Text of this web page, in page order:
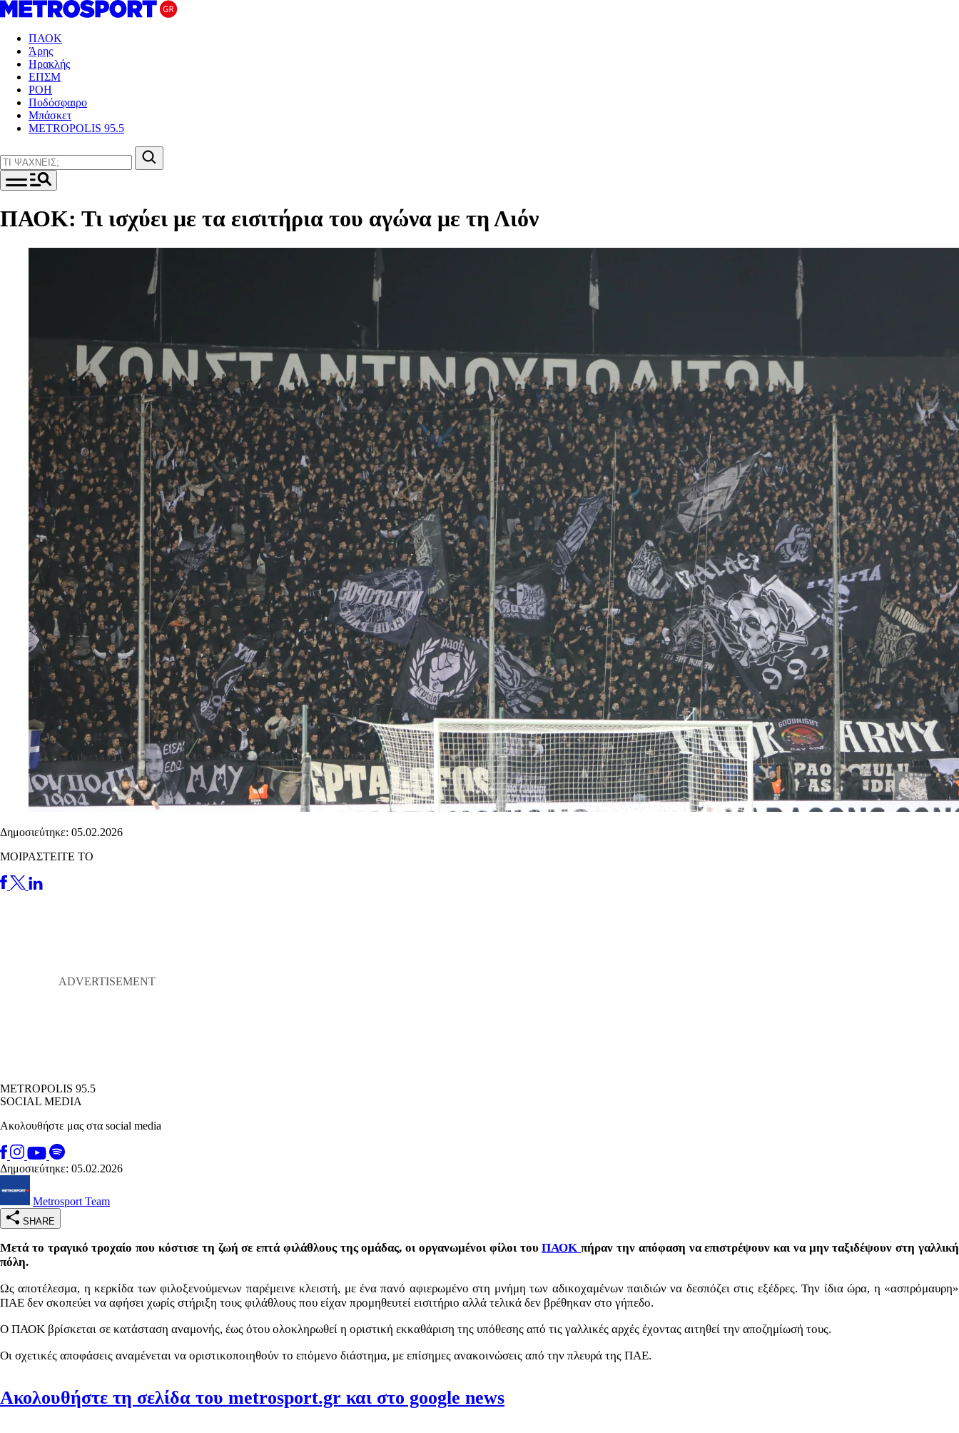
ΠΑΟΚ
Άρης
Ηρακλής
ΕΠΣΜ
ΡΟΗ
Ποδόσφαιρο
Μπάσκετ
METROPOLIS 95.5
ΠΑΟΚ: Τι ισχύει με τα εισιτήρια του αγώνα με τη Λιόν
Δημοσιεύτηκε: 05.02.2026
ΜΟΙΡΑΣΤΕΙΤΕ ΤΟ
METROPOLIS 95.5
SOCIAL MEDIA
Ακολουθήστε μας στα social media
Δημοσιεύτηκε: 05.02.2026
Metrosport Team
SHARE
Μετά το τραγικό τροχαίο που κόστισε τη ζωή σε επτά φιλάθλους της ομάδας, οι οργανωμένοι φίλοι τουΠΑΟΚπήραν την απόφαση να επιστρέψουν και να μην ταξιδέψουν στη γαλλική
πόλη.
Ως αποτέλεσμα, η κερκίδα των φιλοξενούμενων παρέμεινε κλειστή, με ένα πανό αφιερωμένο στη μνήμη των αδικοχαμένων παιδιών να δεσπόζει στις εξέδρες. Την ίδια ώρα, η «ασπρόμαυρη»
ΠΑΕ δεν σκοπεύει να αφήσει χωρίς στήριξη τους φιλάθλους που είχαν προμηθευτεί εισιτήριο αλλά τελικά δεν βρέθηκαν στο γήπεδο.
Ο ΠΑΟΚ βρίσκεται σε κατάσταση αναμονής, έως ότου ολοκληρωθεί η οριστική εκκαθάριση της υπόθεσης από τις γαλλικές αρχές έχοντας αιτηθεί την αποζημίωσή τους.
Οι σχετικές αποφάσεις αναμένεται να οριστικοποιηθούν το επόμενο διάστημα, με επίσημες ανακοινώσεις από την πλευρά της ΠΑΕ.
Ακολουθήστε τη σελίδα του metrosport.gr και στο google news